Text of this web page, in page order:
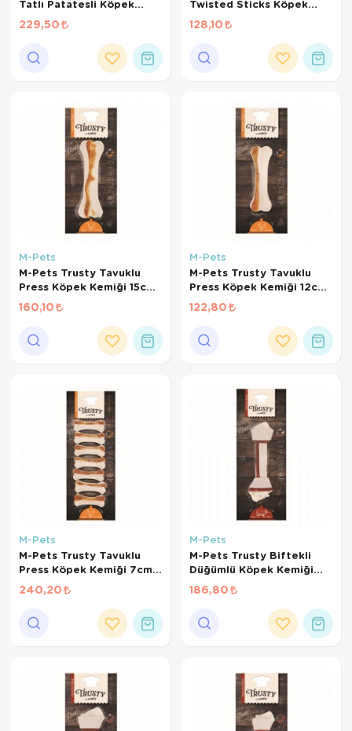
Tatlı Patatesli Köpek
Kemiği 7cm 140gr 7li
Paket
229,50
Twisted Sticks Köpek
Kemiği 12cm 55gr 10lu
Paket
128,10
M-Pets
M-Pets Trusty Tavuklu
Press Köpek Kemiği 15cm
85gr
160,10
M-Pets
M-Pets Trusty Tavuklu
Press Köpek Kemiği 12cm
55gr
122,80
M-Pets
M-Pets Trusty Tavuklu
Press Köpek Kemiği 7cm
140gr 7li Paket
240,20
M-Pets
M-Pets Trusty Biftekli
Düğümlü Köpek Kemiği
20cm 85gr
186,80